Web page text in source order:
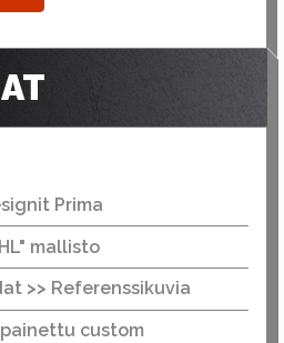
Prima
mallisto
>> Referenssikuvia
custom